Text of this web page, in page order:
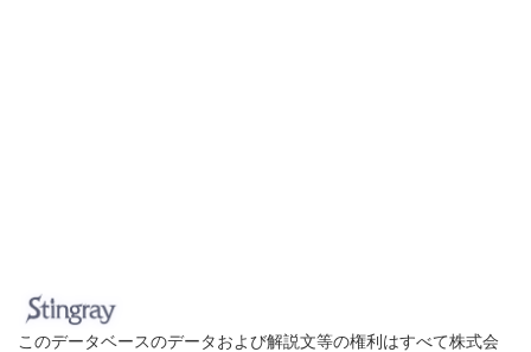
このデータベースのデータおよび解説文等の権利はすべて株式会